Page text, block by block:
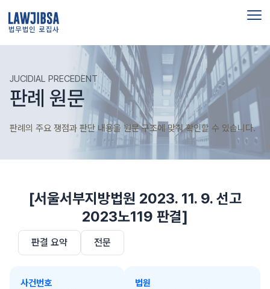
법무법인 로집사
JUCIDIAL PRECEDENT
판례 원문
판례의 주요 쟁점과 판단 내용을 원문 구조에 맞춰 확인할 수 있습니다.
[서울서부지방법원 2023. 11. 9. 선고
2023노119 판결]
판결 요약 전문
사건번호 법원